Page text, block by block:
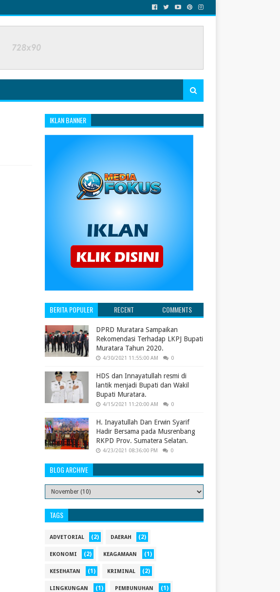
IKLAN BANNER
BERITA POPULER RECENT COMMENTS
DPRD Muratara Sampaikan
Rekomendasi Terhadap LKPJ Bupati
Muratara Tahun 2020.
4/30/2021 11:55:00 AM 0
HDS dan Innayatullah resmi di
lantik menjadi Bupati dan Wakil
Bupati Muratara.
4/15/2021 11:20:00 AM 0
H. Inayatullah Dan Erwin Syarif
Hadir Bersama pada Musrenbang
RKPD Prov. Sumatera Selatan.
4/23/2021 08:36:00 PM 0
BLOG ARCHIVE
TAGS
ADVETORIAL (2) DAERAH (2)
EKONOMI (2) KEAGAMAAN (1)
KESEHATAN (1) KRIMINAL (2)
LINGKUNGAN (1) PEMBUNUHAN (1)